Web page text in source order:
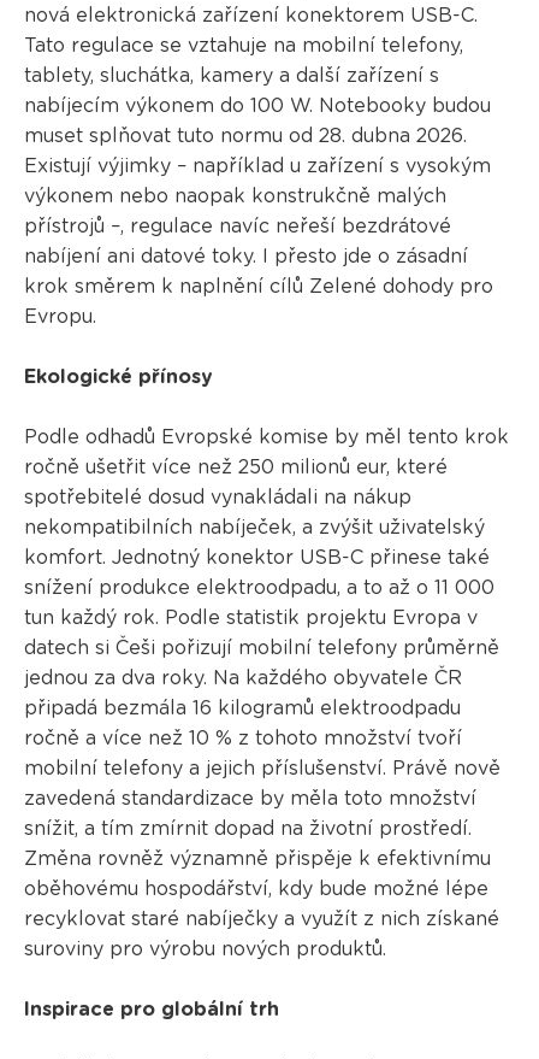
nová elektronická zařízení konektorem USB-C.
Tato regulace se vztahuje na mobilní telefony,
tablety, sluchátka, kamery a další zařízení s
nabíjecím výkonem do 100 W. Notebooky budou
muset splňovat tuto normu od 28. dubna 2026.
Existují výjimky – například u zařízení s vysokým
výkonem nebo naopak konstrukčně malých
přístrojů –, regulace navíc neřeší bezdrátové
nabíjení ani datové toky. I přesto jde o zásadní
krok směrem k naplnění cílů Zelené dohody pro
Evropu.
Ekologické přínosy
Podle odhadů Evropské komise by měl tento krok
ročně ušetřit více než 250 milionů eur, které
spotřebitelé dosud vynakládali na nákup
nekompatibilních nabíječek, a zvýšit uživatelský
komfort. Jednotný konektor USB-C přinese také
snížení produkce elektroodpadu, a to až o 11 000
tun každý rok. Podle statistik projektu Evropa v
datech si Češi pořizují mobilní telefony průměrně
jednou za dva roky. Na každého obyvatele ČR
připadá bezmála 16 kilogramů elektroodpadu
ročně a více než 10 % z tohoto množství tvoří
mobilní telefony a jejich příslušenství. Právě nově
zavedená standardizace by měla toto množství
snížit, a tím zmírnit dopad na životní prostředí.
Změna rovněž významně přispěje k efektivnímu
oběhovému hospodářství, kdy bude možné lépe
recyklovat staré nabíječky a využít z nich získané
suroviny pro výrobu nových produktů.
Inspirace pro globální trh